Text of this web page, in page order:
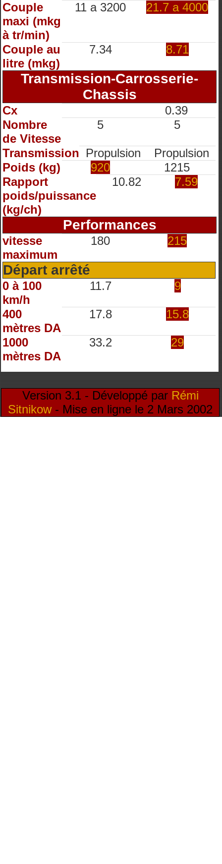
Couple
maxi (mkg
à tr/min)
11 a 3200 21.7 a 4000
Couple au
litre (mkg)
7.34 8.71
Transmission-Carrosserie-
Chassis
Cx
0.39
Nombre
de Vitesse
5 5
Transmission Propulsion
Propulsion
Poids (kg)
920
1215
Rapport
poids/puissance
(kg/ch)
10.82 7.59
Performances
vitesse
maximum
180 215
Départ arrêté
0 à 100
km/h
11.7 9
400
mètres DA
17.8 15.8
1000
mètres DA
33.2 29
Version 3.1 - Développé par Rémi
Sitnikow- Mise en ligne le 2 Mars 2002